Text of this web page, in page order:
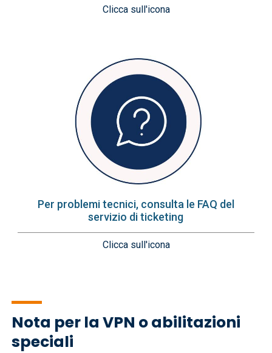
Clicca sull'icona
Per problemi tecnici, consulta le FAQ del
servizio di ticketing
Clicca sull'icona
Nota per la VPN o abilitazioni
speciali